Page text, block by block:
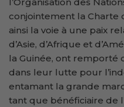
conjointement la Charte
ainsi la voie à une paix
d’Asie, d’Afrique et
la Guinée, ont remporté
dans leur lutte pour
entamant la grande
tant que bénéficiaire de